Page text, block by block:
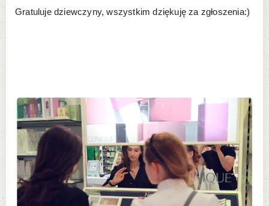
Gratuluje dziewczyny, wszystkim dziękuję za zgłoszenia:)